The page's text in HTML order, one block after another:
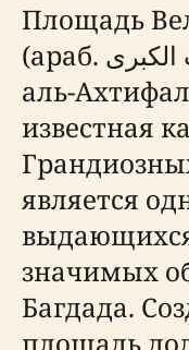
Площадь
(араб. ساحة الاحتفالات الكبرى, Сахат
аль-
известная
является
значимых
Багдада.